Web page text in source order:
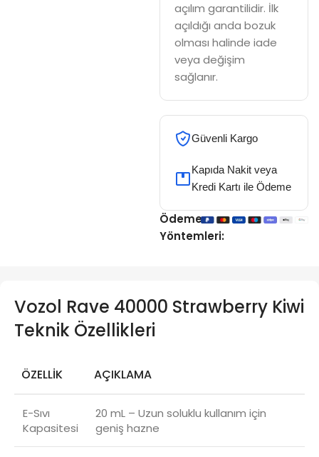
açılım garantilidir. İlk
açıldığı anda bozuk
olması halinde iade
veya değişim
sağlanır.
Güvenli Kargo
Kapıda Nakit veya
Kredi Kartı ile Ödeme
Ödeme
Yöntemleri:
Vozol Rave 40000 Strawberry Kiwi
Teknik Özellikleri
ÖZELLIK AÇIKLAMA
E-Sıvı
Kapasitesi
20 mL – Uzun soluklu kullanım için
geniş hazne